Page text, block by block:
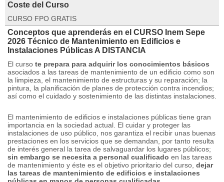
Coste del Curso
CURSO FPO GRATIS
Conceptos que aprenderás en el CURSO Inem Sepe
2026 Técnico de Mantenimiento en Edificios e
Instalaciones Públicas A DISTANCIA
El curso te prepara para adquirir los conocimientos básicos
asociados a las tareas de mantenimiento de un edificio como son
la limpieza, el mantenimiento de estructuras y su reparación; la
pintura, la planificación de planes de protección contra incendios;
así como el cuidado y sostenimiento de las distintas instalaciones.
El mantenimiento de edificios e instalaciones públicas tiene gran
importancia en la sociedad actual. El cuidar y proteger las
instalaciones de uso público, nos garantiza el recibir unas buenas
prestaciones en los servicios que se demandan, por tanto resulta
de interés general la tarea de salvaguardar los lugares públicos;
sin embargo se necesita a personal cualificado en las tareas
de mantenimiento y éste es el objetivo prioritario del curso, dejar
las tareas de mantenimiento de edificios e instalaciones